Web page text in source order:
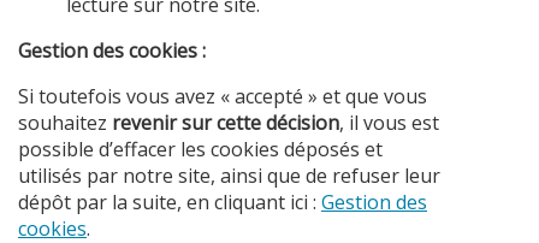
Gestion des cookies :
Si toutefois vous avez « accepté » et que vous
souhaitez revenir sur cette décision, il vous est
possible d’effacer les cookies déposés et
utilisés par notre site, ainsi que de refuser leur
dépôt par la suite, en cliquant ici : Gestion des
cookies.